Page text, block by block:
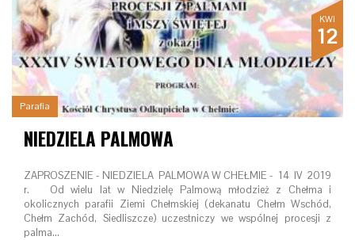
KWI
12
Parafia
NIEDZIELA PALMOWA
ZAPROSZENIE - NIEDZIELA PALMOWA W CHEŁMIE - 14 IV 2019
r. Od wielu lat w Niedzielę Palmową młodzież z Chełma i
okolicznych parafii Ziemi Chełmskiej (dekanatu Chełm Wschód,
Chełm Zachód, Siedliszcze) uczestniczy we wspólnej procesji z
palma…